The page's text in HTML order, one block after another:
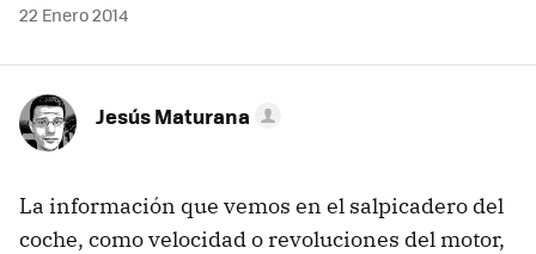
22 Enero 2014
Jesús Maturana
La información que vemos en el salpicadero del
coche, como velocidad o revoluciones del motor,